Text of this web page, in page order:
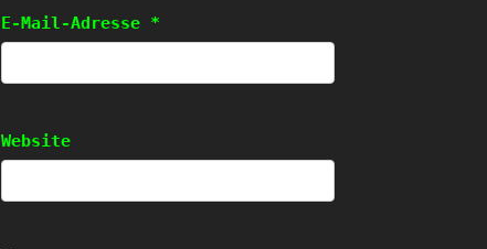
E-Mail-Adresse *
Website